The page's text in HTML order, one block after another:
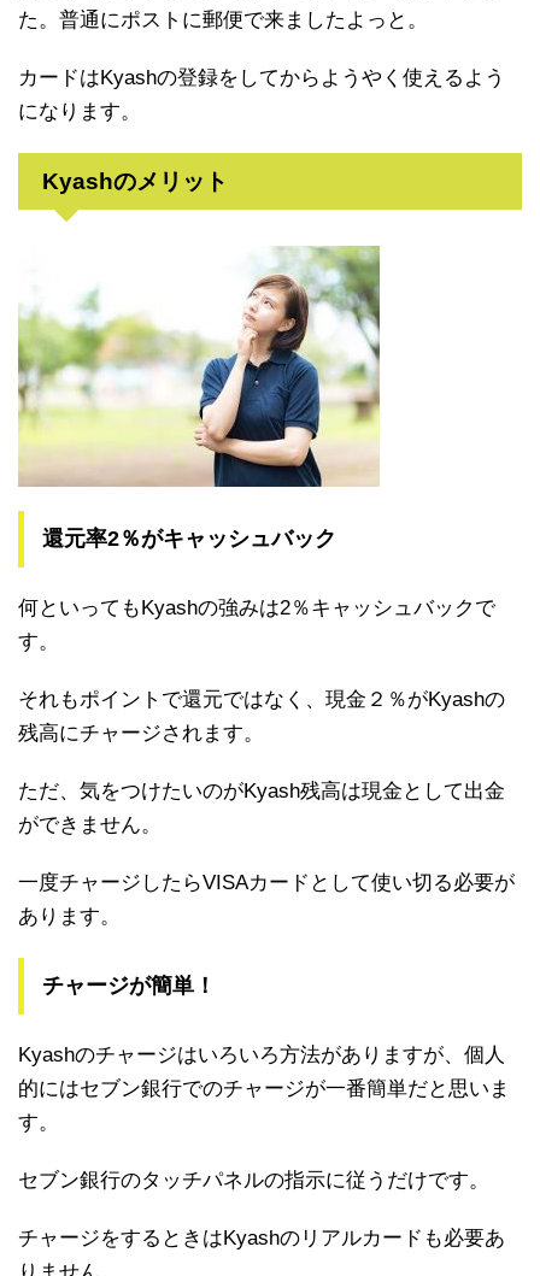
た。普通にポストに郵便で来ましたよっと。
カードはKyashの登録をしてからようやく使えるよう
になります。
Kyashのメリット
還元率2％がキャッシュバック
何といってもKyashの強みは2％キャッシュバックで
す。
それもポイントで還元ではなく、現金２％がKyashの
残高にチャージされます。
ただ、気をつけたいのがKyash残高は現金として出金
ができません。
一度チャージしたらVISAカードとして使い切る必要が
あります。
チャージが簡単！
Kyashのチャージはいろいろ方法がありますが、個人
的にはセブン銀行でのチャージが一番簡単だと思いま
す。
セブン銀行のタッチパネルの指示に従うだけです。
チャージをするときはKyashのリアルカードも必要あ